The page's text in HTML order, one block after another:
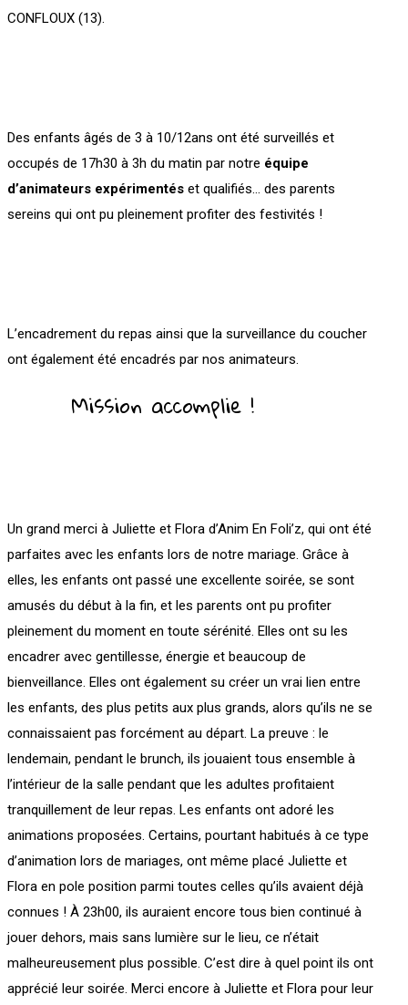
CONFLOUX (13).
Des enfants âgés de 3 à 10/12ans ont été surveillés et
occupés de 17h30 à 3h du matin par notre équipe
d’animateurs expérimentés et qualifiés… des parents
sereins qui ont pu pleinement profiter des festivités !
L’encadrement du repas ainsi que la surveillance du coucher
ont également été encadrés par nos animateurs.
Mission accomplie !
Un grand merci à Juliette et Flora d’Anim En Foli’z, qui ont été
parfaites avec les enfants lors de notre mariage. Grâce à
elles, les enfants ont passé une excellente soirée, se sont
amusés du début à la fin, et les parents ont pu profiter
pleinement du moment en toute sérénité. Elles ont su les
encadrer avec gentillesse, énergie et beaucoup de
bienveillance. Elles ont également su créer un vrai lien entre
les enfants, des plus petits aux plus grands, alors qu’ils ne se
connaissaient pas forcément au départ. La preuve : le
lendemain, pendant le brunch, ils jouaient tous ensemble à
l’intérieur de la salle pendant que les adultes profitaient
tranquillement de leur repas. Les enfants ont adoré les
animations proposées. Certains, pourtant habitués à ce type
d’animation lors de mariages, ont même placé Juliette et
Flora en pole position parmi toutes celles qu’ils avaient déjà
connues ! À 23h00, ils auraient encore tous bien continué à
jouer dehors, mais sans lumière sur le lieu, ce n’était
malheureusement plus possible. C’est dire à quel point ils ont
apprécié leur soirée. Merci encore à Juliette et Flora pour leur